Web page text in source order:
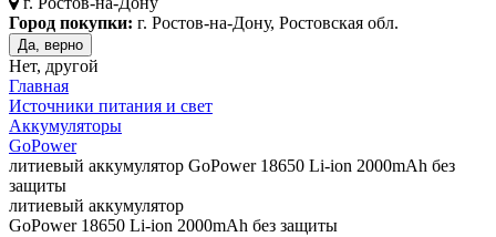
Город покупки: г. Ростов-на-Дону, Ростовская обл.
Да, верно
Нет, другой
Главная
Источники питания и свет
Аккумуляторы
GoPower
литиевый аккумулятор GoPower 18650 Li-ion 2000mAh без
защиты
литиевый аккумулятор
GoPower 18650 Li-ion 2000mAh без защиты